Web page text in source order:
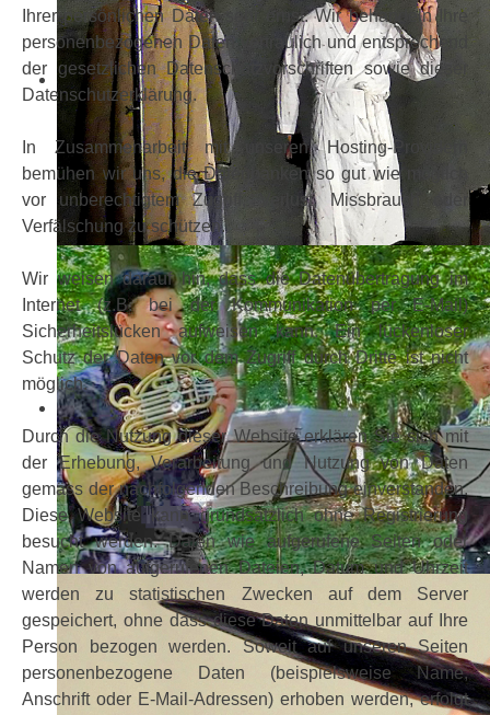
Ihrer persönlichen Daten sehr ernst. Wir behandeln Ihre
personenbezogenen Daten vertraulich und entsprechend
der gesetzlichen Datenschutzvorschriften sowie dieser
Datenschutzerklärung.
In Zusammenarbeit mit unseren Hosting-Providern
bemühen wir uns, die Datenbanken so gut wie möglich
vor unberechtigtem Zugriff, Verlust, Missbrauch oder
Verfälschung zu schützen.
Wir weisen darauf hin, dass die Datenübertragung im
Internet (z.B. bei der Kommunikation per E-Mail)
Sicherheitslücken aufweisen kann. Ein lückenloser
Schutz der Daten vor dem Zugriff durch Dritte ist nicht
möglich.
Durch die Nutzung dieser Website erklären Sie sich mit
der Erhebung, Verarbeitung und Nutzung von Daten
gemäss der nachfolgenden Beschreibung einverstanden.
Diese Website kann grundsätzlich ohne Registrierung
besucht werden. Daten wie aufgerufene Seiten oder
Namen von aufgerufenen Dateien, Datum und Uhrzeit
werden zu statistischen Zwecken auf dem Server
gespeichert, ohne dass diese Daten unmittelbar auf Ihre
Person bezogen werden. Soweit auf unseren Seiten
personenbezogene Daten (beispielsweise Name,
Anschrift oder E-Mail-Adressen) erhoben werden, erfolgt